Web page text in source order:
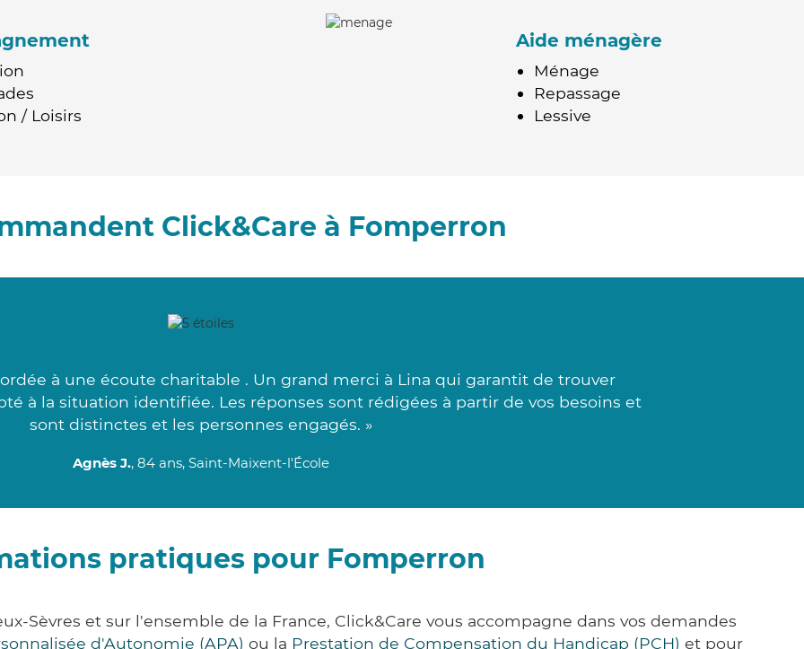
/ Loisirs
Aide ménagère
Ménage
Repassage
Lessive
Click&Care à Fomperron
à une écoute charitable . Un grand merci à Lina qui garantit de trouver
à la situation identifiée. Les réponses sont rédigées à partir de vos besoins et
sont distinctes et les personnes engagés. »
Agnès J., 84 ans, Saint-Maixent-l'École
pratiques pour Fomperron
Sèvres et sur l'ensemble de la France, Click&Care vous accompagne dans vos demandes
d'Autonomie (APA) ou la Prestation de Compensation du Handicap (PCH) et pour